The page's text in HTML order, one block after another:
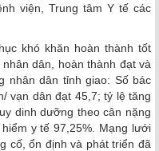
viện, Trung tâm Y tế các
khó khăn hoàn thành tốt
dân, hoàn thành đạt và
nhân dân tỉnh giao: Số bác
vạn dân đạt 45,7; tỷ lệ tăng
dinh dưỡng theo cân nặng
y tế 97,25%. Mạng lưới
cố, ổn định và phát triển đã